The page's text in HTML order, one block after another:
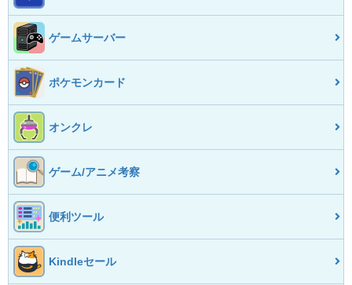
ゲームサーバー
ポケモンカード
オンクレ
ゲーム/アニメ考察
便利ツール
Kindleセール